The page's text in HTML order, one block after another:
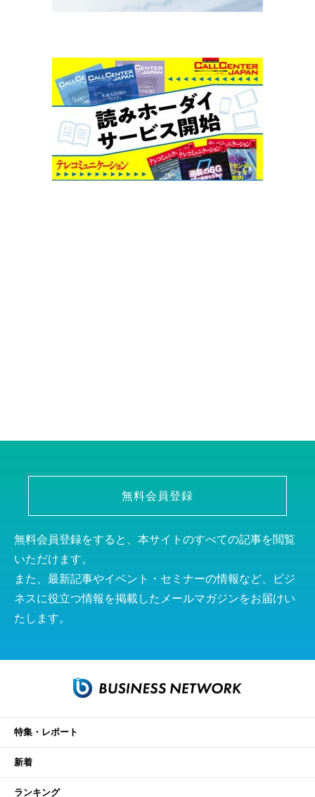
無料会員登録
無料会員登録をすると、本サイトのすべての記事を閲覧
いただけます。
また、最新記事やイベント・セミナーの情報など、ビジ
ネスに役立つ情報を掲載したメールマガジンをお届けい
たします。
特集・レポート
新着
ランキング